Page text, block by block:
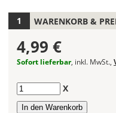
WARENKORB &
4,99 €
Sofort lieferbar, inkl. MwSt.,
Anzahl X